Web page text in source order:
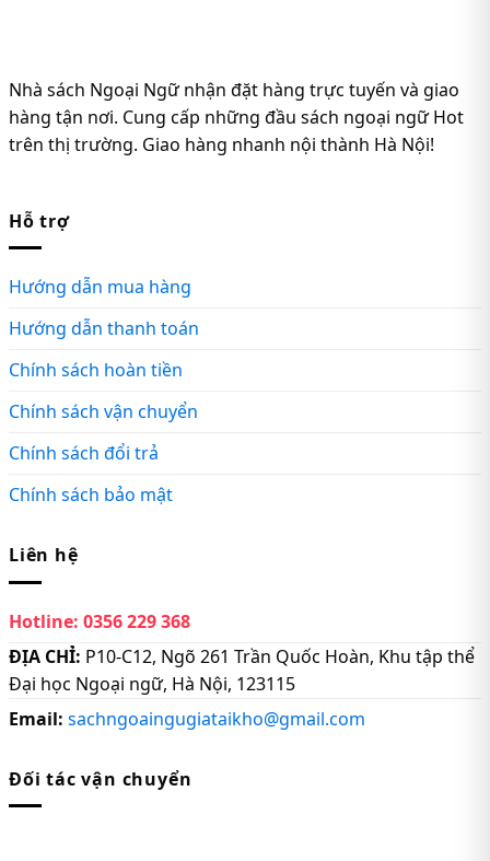
Nhà sách Ngoại Ngữ nhận đặt hàng trực tuyến và giao
hàng tận nơi. Cung cấp những đầu sách ngoại ngữ Hot
trên thị trường. Giao hàng nhanh nội thành Hà Nội!
Hỗ trợ
Hướng dẫn mua hàng
Hướng dẫn thanh toán
Chính sách hoàn tiền
Chính sách vận chuyển
Chính sách đổi trả
Chính sách bảo mật
Liên hệ
Hotline: 0356 229 368
ĐỊA CHỈ: P10-C12, Ngõ 261 Trần Quốc Hoàn, Khu tập thể
Đại học Ngoại ngữ, Hà Nội, 123115
Email: sachngoaingugiataikho@gmail.com
Đối tác vận chuyển